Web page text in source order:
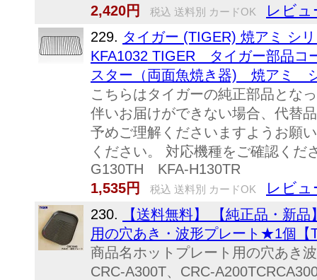
2,420円
税込 送料別 カードOK レビュ
229. タイガー (TIGER) 焼アミ シ
KFA1032 TIGER タイガー部品コ
スター（両面魚焼き器) 焼アミ
こちらはタイガーの純正部品とな
伴いお届けができない場合、代替
予めご理解くださいますようお願
ください。 対応機種をご確認くだ
G130TH KFA-H130TR
1,535円
税込 送料別 カードOK レビュ
230.
【送料無料】 【純正品・新
用の穴あき・波形プレート★1個【
商品名ホットプレート用の穴あき
CRC-A300T、CRC-